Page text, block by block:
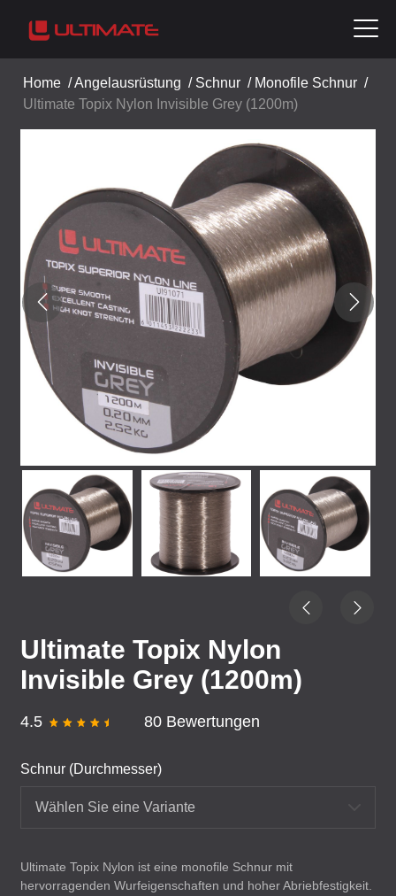
Home /Angelausrüstung / Schnur / Monofile Schnur /
Ultimate Topix Nylon Invisible Grey (1200m)
Ultimate Topix Nylon
Invisible Grey (1200m)
4.5 80 Bewertungen
Schnur (Durchmesser)
Wählen Sie eine Variante
Ultimate Topix Nylon ist eine monofile Schnur mit
hervorragenden Wurfeigenschaften und hoher Abriebfestigkeit.